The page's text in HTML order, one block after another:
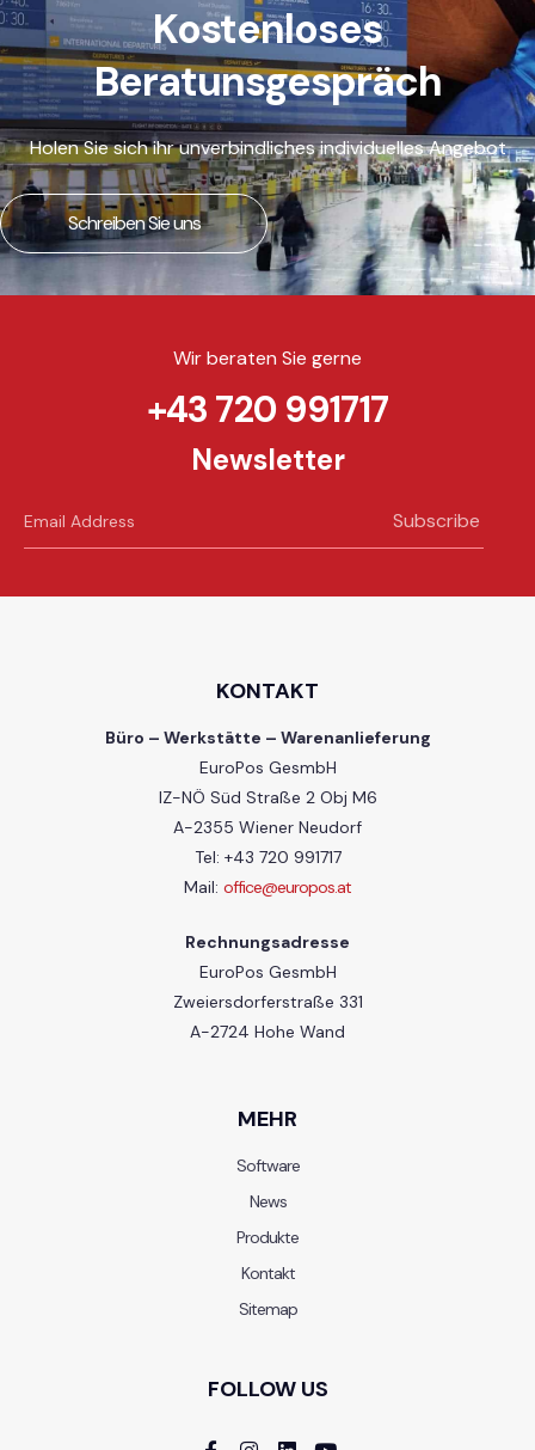
Kostenloses
Beratunsgespräch
Holen Sie sich ihr unverbindliches individuelles Angebot
Schreiben Sie uns
Wir beraten Sie gerne
+43 720 991717
Newsletter
Subscribe
KONTAKT
Büro – Werkstätte – Warenanlieferung
EuroPos GesmbH
IZ-NÖ Süd Straße 2 Obj M6
A-2355 Wiener Neudorf
Tel: +43 720 991717
Mail: office@europos.at
Rechnungsadresse
EuroPos GesmbH
Zweiersdorferstraße 331
A-2724 Hohe Wand
MEHR
Software
News
Produkte
Kontakt
Sitemap
FOLLOW US